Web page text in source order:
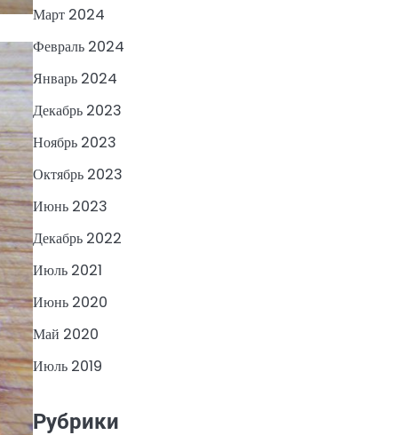
Март 2024
Февраль 2024
Январь 2024
Декабрь 2023
Ноябрь 2023
Октябрь 2023
Июнь 2023
Декабрь 2022
Июль 2021
Июнь 2020
Май 2020
Июль 2019
Рубрики